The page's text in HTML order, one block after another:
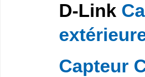
D-Link
extérieure
Capteur